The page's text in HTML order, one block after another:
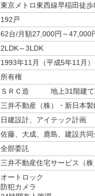
東京メトロ東西線早稲田徒歩
192戸
62台/月額27,000円～47,000
2LDK～3LDK
1993年11月（平成5年11月）
所有権
ＳＲＣ造 地上31階建て
三井不動産（株）・新日本
日建設計、アイテック計画
佐藤、大成、鹿島、建設共
全部委託
三井不動産住宅サービス（株
オートロック
防犯カメラ